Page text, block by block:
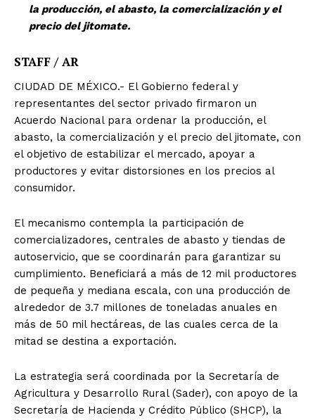
la producción, el abasto, la comercialización y el
precio del jitomate.
STAFF / AR
CIUDAD DE MÉXICO.- El Gobierno federal y
representantes del sector privado firmaron un
Acuerdo Nacional para ordenar la producción, el
abasto, la comercialización y el precio del jitomate, con
el objetivo de estabilizar el mercado, apoyar a
productores y evitar distorsiones en los precios al
consumidor.
El mecanismo contempla la participación de
comercializadores, centrales de abasto y tiendas de
autoservicio, que se coordinarán para garantizar su
cumplimiento. Beneficiará a más de 12 mil productores
de pequeña y mediana escala, con una producción de
alrededor de 3.7 millones de toneladas anuales en
más de 50 mil hectáreas, de las cuales cerca de la
mitad se destina a exportación.
La estrategia será coordinada por la Secretaría de
Agricultura y Desarrollo Rural (Sader), con apoyo de la
Secretaría de Hacienda y Crédito Público (SHCP), la